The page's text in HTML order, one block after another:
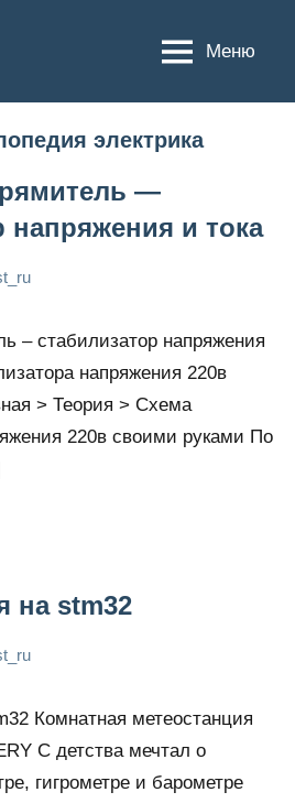
Меню
электрика
—
напряжения и тока
– стабилизатор напряжения
напряжения 220в
> Теория > Схема
220в своими руками По
на stm32
Комнатная метеостанция
С детства мечтал о
гигрометре и барометре